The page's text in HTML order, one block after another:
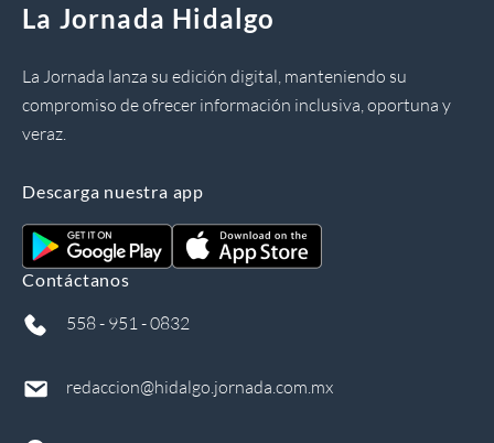
La Jornada Hidalgo
La Jornada lanza su edición digital, manteniendo su
compromiso de ofrecer información inclusiva, oportuna y
veraz.
Descarga nuestra app
Contáctanos
558 - 951 - 0832
redaccion@hidalgo.jornada.com.mx